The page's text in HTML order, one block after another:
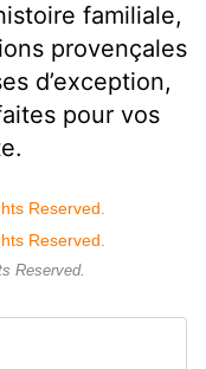
familiale,
provençales
d’exception,
pour vos
Reserved.